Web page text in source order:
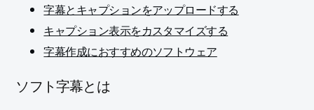
字幕とキャプションをアップロードする
キャプション表示をカスタマイズする
字幕作成におすすめのソフトウェア
ソフト字幕とは